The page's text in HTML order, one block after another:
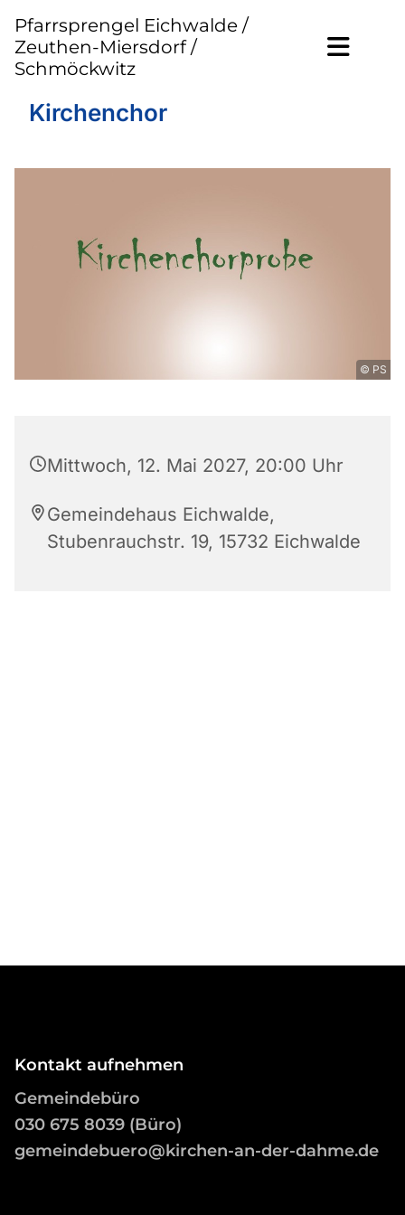
Pfarrsprengel Eichwalde /
Zeuthen-Miersdorf /
Schmöckwitz
Kirchenchor
© PS
Mittwoch, 12. Mai 2027, 20:00 Uhr
Gemeindehaus Eichwalde,
Stubenrauchstr. 19, 15732 Eichwalde
Kontakt aufnehmen
Gemeindebüro
030 675 8039 (Büro)
gemeindebuero@kirchen-an-der-dahme.de